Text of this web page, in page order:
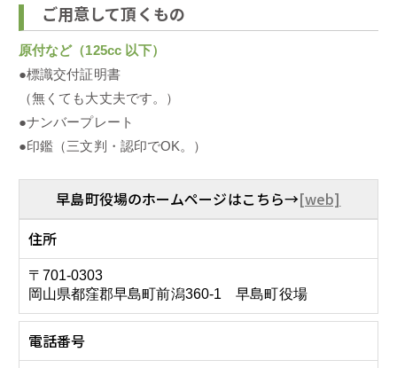
ご用意して頂くもの
原付など（125cc 以下）
●標識交付証明書
（無くても大丈夫です。）
●ナンバープレート
●印鑑（三文判・認印でOK。）
早島町役場のホームページはこちら→[web]
住所
〒701-0303
岡山県都窪郡早島町前潟360-1 早島町役場
電話番号